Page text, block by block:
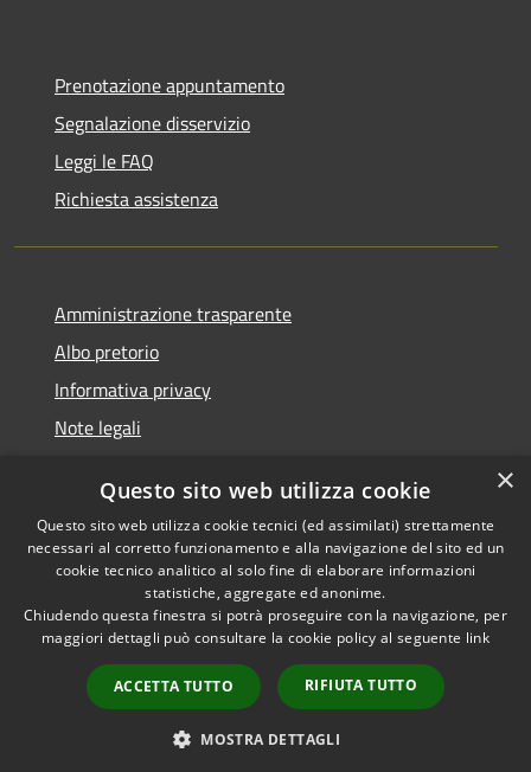
Prenotazione appuntamento
Segnalazione disservizio
Leggi le FAQ
Richiesta assistenza
Amministrazione trasparente
Albo pretorio
Informativa privacy
Note legali
Piano di miglioramento del sito
RSS
Accessibilità
Copyright © 2026 • Comune di
Casalgrande • Powered by
Municipium•
Accesso
redazione
×
Questo sito web utilizza cookie
Questo sito web utilizza cookie tecnici (ed assimilati) strettamente
necessari al corretto funzionamento e alla navigazione del sito ed un
cookie tecnico analitico al solo fine di elaborare informazioni
statistiche, aggregate ed anonime.
Chiudendo questa finestra si potrà proseguire con la navigazione, per
maggiori dettagli può consultare la cookie policy al seguente link
ACCETTA TUTTO RIFIUTA TUTTO
MOSTRA DETTAGLI